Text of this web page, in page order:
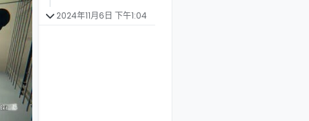
2024年11月6日 下午1:04